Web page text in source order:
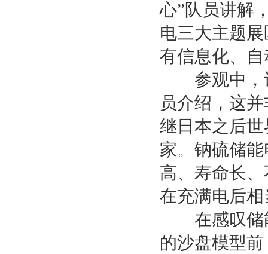
心”队员讲解
电三大主题
有信息化、
参观中，记
员介绍，这
继日本之后
家。钠硫储
高、寿命长
在充满电后
在感叹储能
的沙盘模型